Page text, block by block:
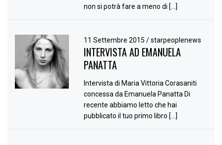
non si potrà fare a meno di […]
11 Settembre 2015/ starpeoplenews
INTERVISTA AD EMANUELA
PANATTA
Intervista di Maria Vittoria Corasaniti
concessa da Emanuela Panatta Di
recente abbiamo letto che hai
pubblicato il tuo primo libro […]